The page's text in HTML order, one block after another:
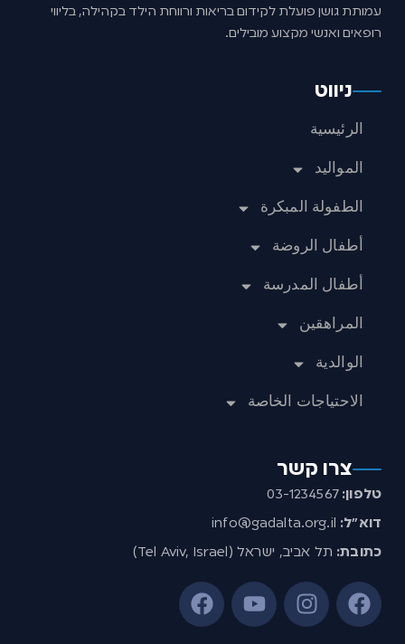
עמותת גושן פועלת לקידום בריאות ורווחת הילד בקהילה, בליווי
רופאים ואנשי מקצוע מובילים.
ניווט
الرئيسية
المواليد
الطفولة المبكرة
أطفال الروضة
أطفال المدرسة
المراهقين
الوالدية
الاحتياجات الخاصة
צרו קשר
טלפון: 03-1234567
דוא”ל: info@gadalta.org.il
כתובת: תל אביב, ישראל (Tel Aviv, Israel)